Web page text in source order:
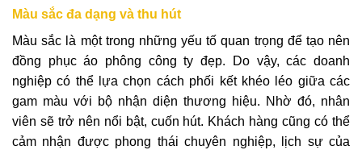
Màu sắc đa dạng và thu hút
Màu sắc là một trong những yếu tố quan trọng để tạo nên
đồng phục áo phông công ty đẹp. Do vậy, các doanh
nghiệp có thể lựa chọn cách phối kết khéo léo giữa các
gam màu với bộ nhận diện thương hiệu. Nhờ đó, nhân
viên sẽ trở nên nổi bật, cuốn hút. Khách hàng cũng có thể
cảm nhận được phong thái chuyên nghiệp, lịch sự của